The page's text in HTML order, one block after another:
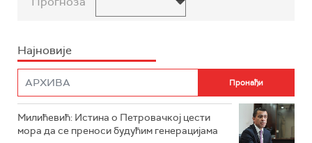
Најновије
Милићевић: Истина о Петровачкој цести
мора да се преноси будућим генерацијама